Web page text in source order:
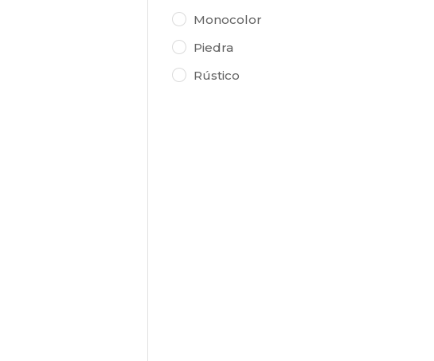
Monocolor
Piedra
Rústico